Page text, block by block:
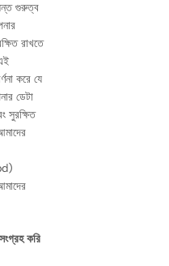
গুরুত্ব
রাখতে
করে যে
ডেটা
সুরক্ষিত
করি